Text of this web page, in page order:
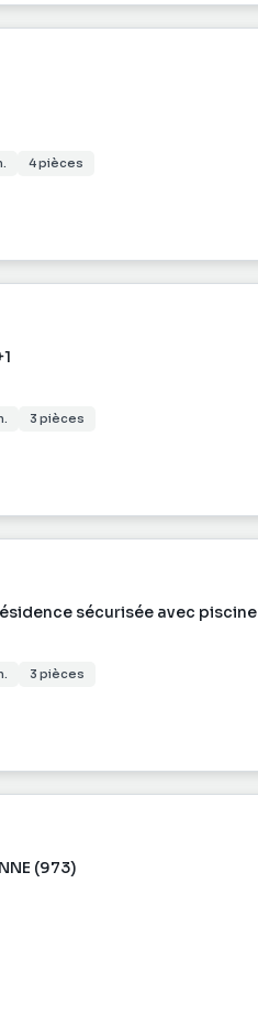
4 pièces
3 pièces
sécurisée avec piscine
3 pièces
(973)